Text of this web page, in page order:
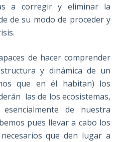
a corregir y eliminar la
de su modo de proceder y
de hacer comprender
y dinámica de un
que en él habitan) los
las de los ecosistemas,
de nuestra
pues llevar a cabo los
que den lugar a